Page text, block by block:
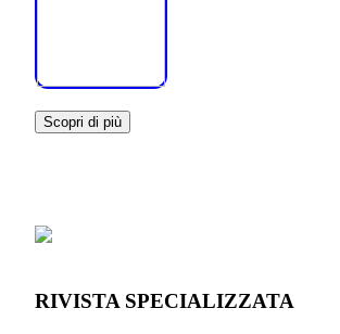
Scopri di più
RIVISTA SPECIALIZZATA